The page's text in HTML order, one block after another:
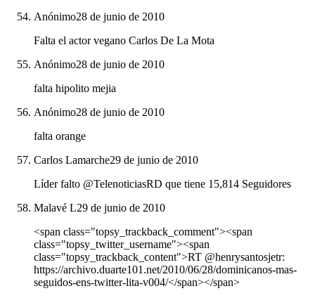
Anónimo28 de junio de 2010
Falta el actor vegano Carlos De La Mota
Anónimo28 de junio de 2010
falta hipolito mejia
Anónimo28 de junio de 2010
falta orange
Carlos Lamarche29 de junio de 2010
Líder falto @TelenoticiasRD que tiene 15,814 Seguidores
Malavé L29 de junio de 2010
<span class="topsy_trackback_comment"><span
class="topsy_twitter_username"><span
class="topsy_trackback_content">RT @henrysantosjetr:
https://archivo.duarte101.net/2010/06/28/dominicanos-mas-
seguidos-ens-twitter-lita-v004/</span></span>